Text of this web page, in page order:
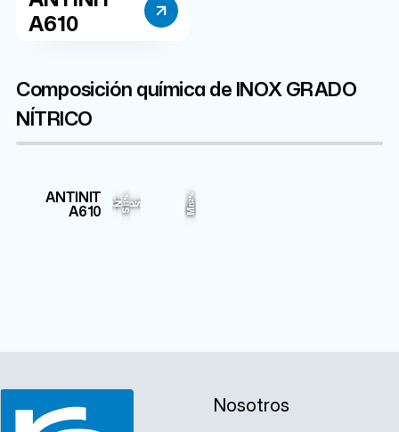
A610
Composición química de INOX GRADO
NÍTRICO
ANTINIT
A610 C
N
Si
1%P
S Mn
2%
Nosotros